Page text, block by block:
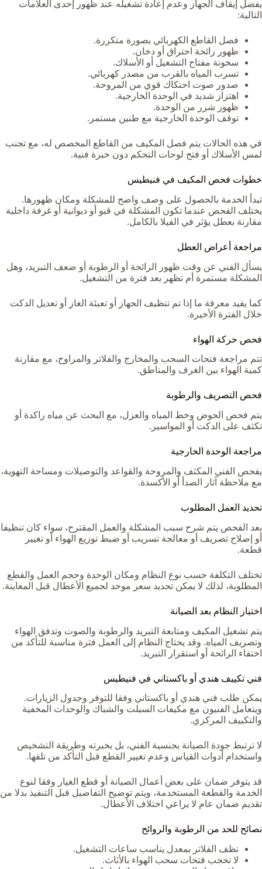
يفضل إيقاف الجهاز وعدم إعادة تشغيله عند ظهور إحدى العلامات
التالية:
فصل القاطع الكهربائي بصورة متكررة.
ظهور رائحة احتراق أو دخان.
سخونة مفتاح التشغيل أو الأسلاك.
تسرب المياه بالقرب من مصدر كهربائي.
صدور صوت احتكاك قوي من المروحة.
اهتزاز شديد في الوحدة الخارجية.
ظهور شرر من الوحدة.
توقف الوحدة الخارجية مع طنين مستمر.
في هذه الحالات يتم فصل المكيف من القاطع المخصص له، مع تجنب
لمس الأسلاك أو فتح لوحات التحكم دون خبرة فنية.
خطوات فحص المكيف في فنيطيس
تبدأ الخدمة بالحصول على وصف واضح للمشكلة ومكان ظهورها.
يختلف الفحص عندما تكون المشكلة في قبو أو ديوانية أو غرفة داخلية
مقارنة بعطل يؤثر في الفيلا بالكامل.
مراجعة أعراض العطل
يسأل الفني عن وقت ظهور الرائحة أو الرطوبة أو ضعف التبريد، وهل
المشكلة مستمرة أم تظهر بعد فترة من التشغيل.
كما يفيد معرفة ما إذا تم تنظيف الجهاز أو تعبئة الغاز أو تعديل الدكت
خلال الفترة الأخيرة.
فحص حركة الهواء
تتم مراجعة فتحات السحب والمخارج والفلاتر والمراوح، مع مقارنة
كمية الهواء بين الغرف والمناطق.
فحص التصريف والرطوبة
يتم فحص الحوض وخط المياه والعزل، مع البحث عن مياه راكدة أو
تكثف على الدكت أو المواسير.
مراجعة الوحدة الخارجية
يفحص الفني المكثف والمروحة والقواعد والتوصيلات ومساحة التهوية،
مع ملاحظة آثار الصدأ أو الأكسدة.
تحديد العمل المطلوب
بعد الفحص يتم شرح سبب المشكلة والعمل المقترح، سواء كان تنظيفا
أو إصلاح تصريف أو معالجة تسريب أو ضبط توزيع الهواء أو تغيير
قطعة.
تختلف التكلفة حسب نوع النظام ومكان الوحدة وحجم العمل والقطع
المطلوبة، لذلك لا يمكن تحديد سعر موحد لجميع الأعطال قبل المعاينة.
اختبار النظام بعد الصيانة
يتم تشغيل المكيف ومتابعة التبريد والرطوبة والصوت وتدفق الهواء
وتصريف المياه. وقد يحتاج النظام إلى العمل فترة مناسبة للتأكد من
اختفاء الرائحة أو استقرار التبريد.
فني تكييف هندي أو باكستاني في فنيطيس
يمكن طلب فني هندي أو باكستاني وفقا للتوفر وجدول الزيارات.
ويتعامل الفنيون مع مكيفات السبلت والشباك والوحدات المخفية
والتكييف المركزي.
لا ترتبط جودة الصيانة بجنسية الفني، بل بخبرته وطريقة التشخيص
واستخدام أدوات القياس وعدم تغيير القطع قبل التأكد من تلفها.
قد يتوفر ضمان على بعض أعمال الصيانة أو قطع الغيار وفقا لنوع
الخدمة والقطعة المستخدمة، ويتم توضيح التفاصيل قبل التنفيذ بدلا من
تقديم ضمان عام لا يراعي اختلاف الأعطال.
نصائح للحد من الرطوبة والروائح
نظف الفلاتر بمعدل يناسب ساعات التشغيل.
لا تحجب فتحات سحب الهواء بالأثاث.